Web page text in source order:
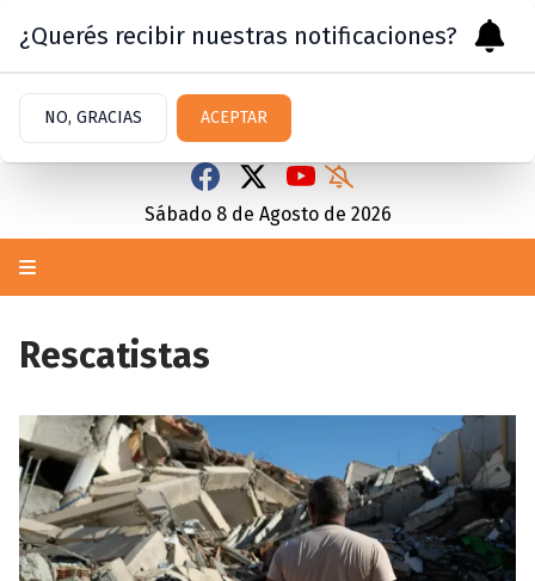
Sábado 8 de Agosto de 2026
Rescatistas
¿Querés recibir nuestras notificaciones?
NO, GRACIAS ACEPTAR